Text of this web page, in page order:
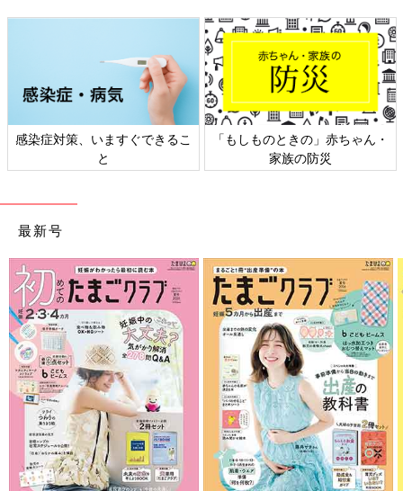
「もしものときの」赤ちゃん・
家族の防災
日本外来小児科学会リーフレ
ト検討会
最新号